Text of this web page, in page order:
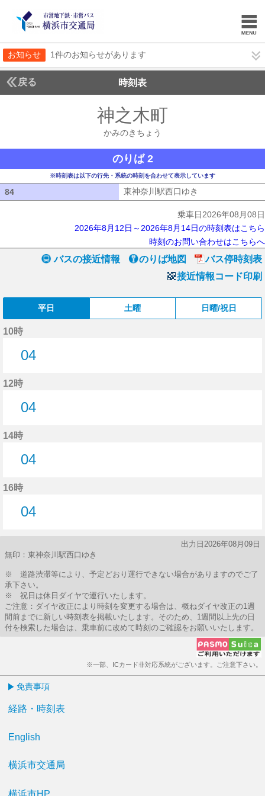
お知らせ 1件のお知らせがあります
戻る 時刻表
神之木町
かみのきちょう
のりば 2
※時刻表は以下の行先・系統の時刻を合わせて表示しています
84 東神奈川駅西口ゆき
乗車日2026年08月08日
2026年8月12日～2026年8月14日の時刻表はこちら
時刻のお問い合わせはこちらへ
バスの接近情報 のりば地図
バス停時刻表
接近情報コード印刷
平日 土曜 日曜/祝日
10時
04
12時
04
14時
04
16時
04
出力日2026年08月09日
無印：東神奈川駅西口ゆき
※ 道路渋滞等により、予定どおり運行できない場合がありますのでご了
承下さい。
※ 祝日は休日ダイヤで運行いたします。
ご注意：ダイヤ改正により時刻を変更する場合は、概ねダイヤ改正の1週
間前までに新しい時刻表を掲載いたします。そのため、1週間以上先の日
付を検索した場合は、乗車前に改めて時刻のご確認をお願いいたします。
※一部、ICカード非対応系統がございます。ご注意下さい。
免責事項
経路・時刻表
English
横浜市交通局
横浜市HP